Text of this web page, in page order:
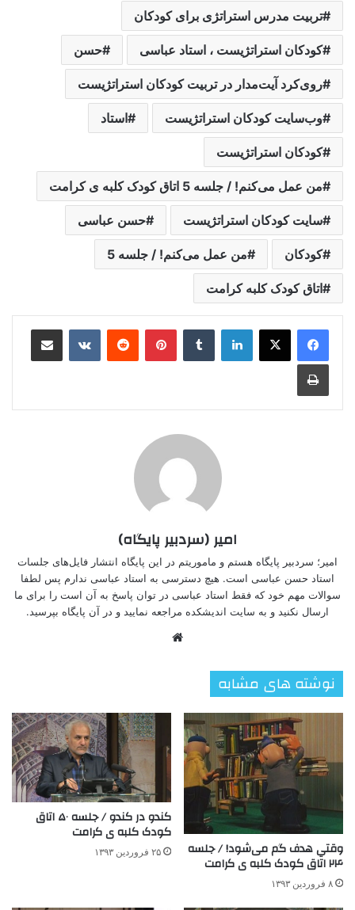
تربیت مدرس استراتژی برای کودکان
کودکان استراتژیست ، استاد عباسی حسن
روی‌کرد آيت‌مدار در تربیت کودکان استراتژیست
وب‌سایت کودکان استراتژیست استاد
کودکان استراتژیست
من عمل می‌کنم! / جلسه 5 اتاق کودک کلبه ی کرامت
سایت کودکان استراتژیست حسن عباسی
کودکان من عمل می‌کنم! / جلسه 5
اتاق کودک کلبه کرامت
لینکدین ‫تامبلر ‫پین‌ترست‫رددیت ‫VKontakteاشتراک گذاری از طریق ایمیل
چاپ
امیر (سردبیر پایگاه)
امیر؛ سردبیر پایگاه هستم و ماموریتم در این پایگاه انتشار فایل‌های جلسات
استاد حسن عباسی است. هیچ دسترسی به استاد عباسی ندارم پس لطفا
سوالات مهم خود که فقط استاد عباسی در توان پاسخ به آن است را برای ما
ارسال نکنید و به سایت اندیشکده مراجعه نمایید و در آن پایگاه بپرسید.
نوشته های مشابه
وقتي هدف گم می‌شود! / جلسه
۲۴ اتاق کودک کلبه ی کرامت
۸ فروردین ۱۳۹۳
کندو در کندو / جلسه ۵۰ اتاق
کودک کلبه ی کرامت
۲۵ فروردین ۱۳۹۳